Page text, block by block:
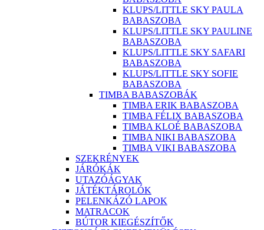
KLUPS/LITTLE SKY PAULA
BABASZOBA
KLUPS/LITTLE SKY PAULINE
BABASZOBA
KLUPS/LITTLE SKY SAFARI
BABASZOBA
KLUPS/LITTLE SKY SOFIE
BABASZOBA
TIMBA BABASZOBÁK
TIMBA ERIK BABASZOBA
TIMBA FÉLIX BABASZOBA
TIMBA KLOÉ BABASZOBA
TIMBA NIKI BABASZOBA
TIMBA VIKI BABASZOBA
SZEKRÉNYEK
JÁRÓKÁK
UTAZÓÁGYAK
JÁTÉKTÁROLÓK
PELENKÁZÓ LAPOK
MATRACOK
BÚTOR KIEGÉSZÍTŐK